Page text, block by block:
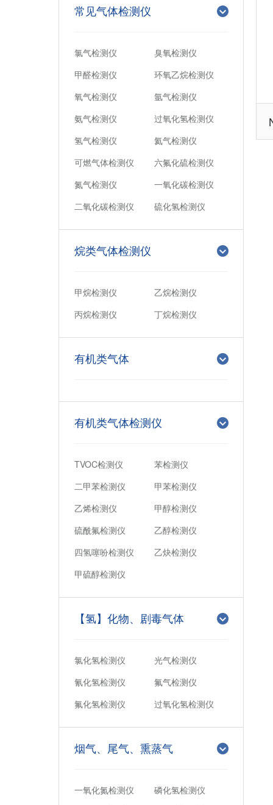
常见气体检测仪
氯气检测仪
臭氧检测仪
甲醛检测仪
环氧乙烷检测仪
氧气检测仪
氩气检测仪
氨气检测仪
过氧化氢检测仪
氢气检测仪
氦气检测仪
可燃气体检测仪
六氟化硫检测仪
氮气检测仪
一氧化碳检测仪
二氧化碳检测仪
硫化氢检测仪
烷类气体检测仪
甲烷检测仪
乙烷检测仪
丙烷检测仪
丁烷检测仪
有机类气体
有机类气体检测仪
TVOC检测仪
苯检测仪
二甲苯检测仪
甲苯检测仪
乙烯检测仪
甲醇检测仪
硫酰氟检测仪
乙醇检测仪
四氢噻吩检测仪
乙炔检测仪
甲硫醇检测仪
【氢】化物、剧毒气体
氯化氢检测仪
光气检测仪
氰化氢检测仪
氟气检测仪
氟化氢检测仪
过氧化氢检测仪
烟气、尾气、熏蒸气
一氧化氮检测仪
磷化氢检测仪